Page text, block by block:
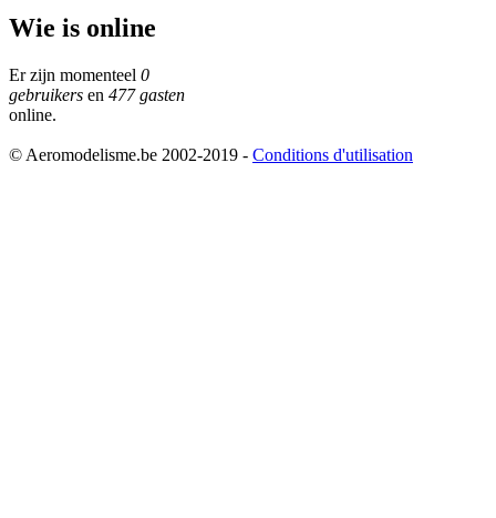
Wie is online
Er zijn momenteel 0
gebruikers en 477 gasten
online.
© Aeromodelisme.be 2002-2019 - Conditions d'utilisation